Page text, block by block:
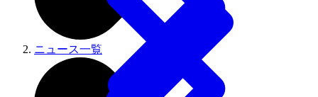
ニュース一覧